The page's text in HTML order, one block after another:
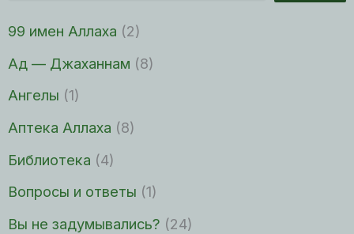
99 имен Аллаха (2)
Ад — Джаханнам (8)
Ангелы (1)
Аптека Аллаха (8)
Библиотека (4)
Вопросы и ответы (1)
Вы не задумывались? (24)